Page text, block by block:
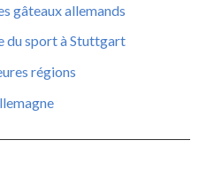
gâteaux allemands
du sport à Stuttgart
régions